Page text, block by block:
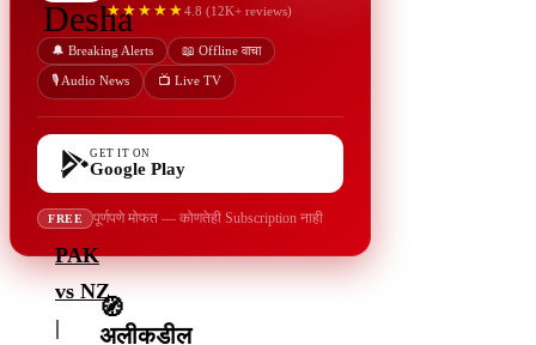
★★★★★4.8 (12K+ reviews)
🔔 Breaking Alerts 📖 Offline वाचा
🎙️ Audio News 📺 Live TV
GET IT ON
Google Play
FREE पूर्णपणे मोफत — कोणतेही Subscription नाही
🧭
अलीकडील
PAK
vs NZ
|